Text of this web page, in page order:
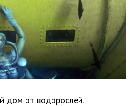
дом от водорослей.